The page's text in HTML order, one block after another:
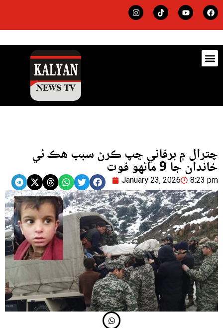
چترال ۾ برفاني ڇپ ڪرڻ سبب هڪ ئي
خاندان جا 9 ماڻهو فوت
January 23, 2026 8:23 pm